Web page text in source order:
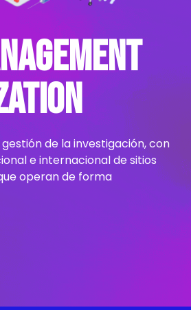
de la investigación, con
e internacional de sitios
operan de forma